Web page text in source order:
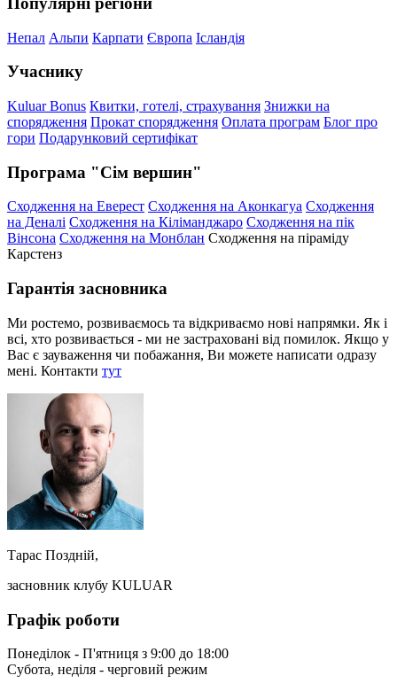
Непал Альпи Карпати Європа Ісландія
Учаснику
Kuluar Bonus Квитки, готелі, страхування Знижки на
спорядження Прокат спорядження Оплата програм Блог про
гори Подарунковий сертифікат
Програма "Сім вершин"
Сходження на Еверест Сходження на Аконкагуа Сходження
на Деналі Сходження на Кіліманджаро Сходження на пік
Вінсона Сходження на Монблан Сходження на піраміду
Карстенз
Гарантія засновника
Ми ростемо, розвиваємось та відкриваємо нові напрямки. Як і
всі, хто розвивається - ми не застраховані від помилок. Якщо у
Вас є зауваження чи побажання, Ви можете написати одразу
мені. Контакти тут
Тарас Поздній,
засновник клубу KULUAR
Графік роботи
Понеділок - П'ятниця з 9:00 до 18:00
Субота, неділя - черговий режим